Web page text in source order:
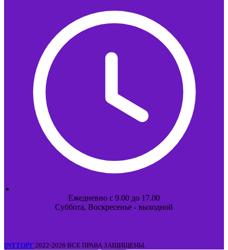
Ежедневно с 9.00 до 17.00
Суббота, Воскресенье - выходной
INTТОРГ 2022-2026 ВСЕ ПРАВА ЗАЩИЩЕНЫ.